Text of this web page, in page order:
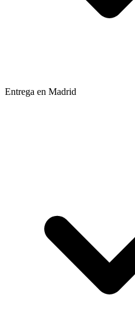
Entrega en Madrid